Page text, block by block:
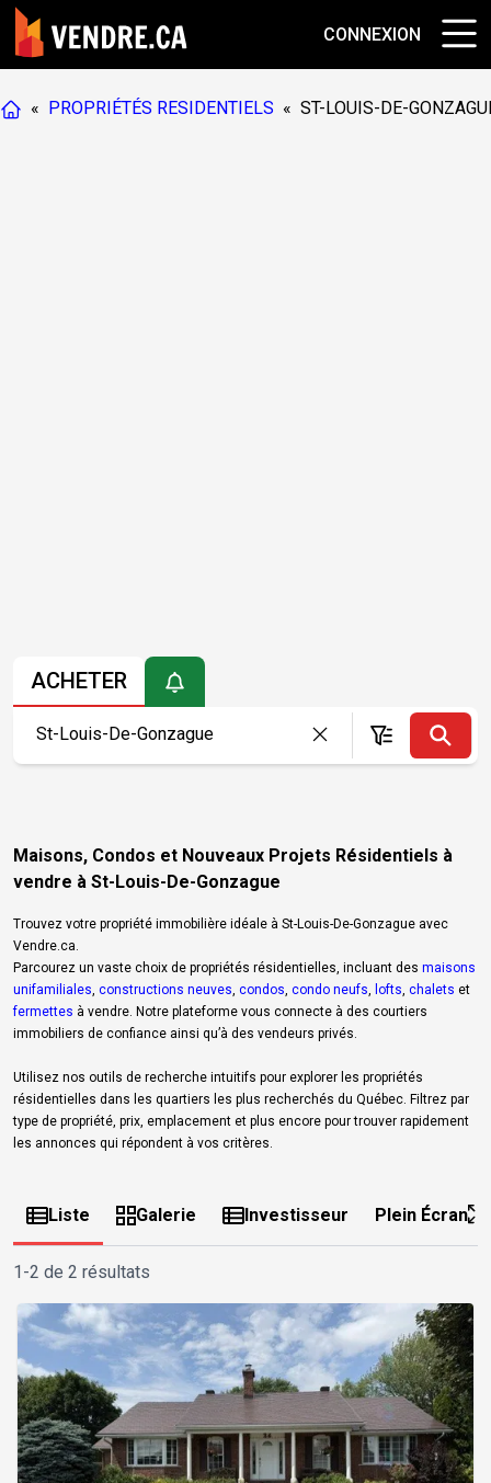
CONNEXION
« PROPRIÉTÉS RESIDENTIELS « ST-LOUIS-DE-
ACHETER
Maisons, Condos et Nouveaux Projets Résidentiels à
vendre à St-Louis-De-Gonzague
Trouvez votre propriété immobilière idéale à St-Louis-De-Gonzague avec
Vendre.ca.
Parcourez un vaste choix de propriétés résidentielles, incluant des maisons
unifamiliales constructions neuves condos condo neufs lofts chalets et
fermettes à vendre. Notre plateforme vous connecte à des courtiers
immobiliers de confiance ainsi qu’à des vendeurs privés.
Utilisez nos outils de recherche intuitifs pour explorer les propriétés
résidentielles dans les quartiers les plus recherchés du Québec. Filtrez par
type de propriété, prix, emplacement et plus encore pour trouver rapidement
les annonces qui répondent à vos critères.
Liste Galerie Investisseur Plein Écran
1-2 de 2 résultats